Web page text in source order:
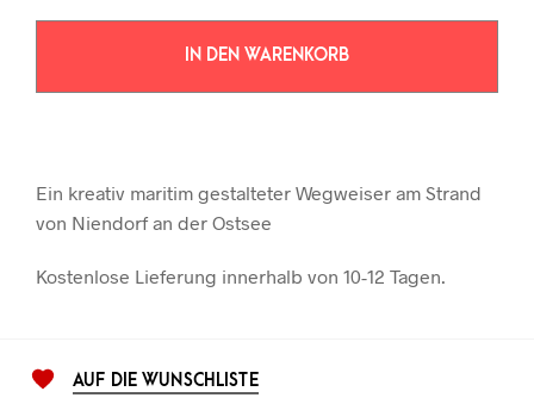
IN DEN WARENKORB
Ein kreativ maritim gestalteter Wegweiser am Strand
von Niendorf an der Ostsee
Kostenlose Lieferung innerhalb von 10-12 Tagen.
AUF DIE WUNSCHLISTE